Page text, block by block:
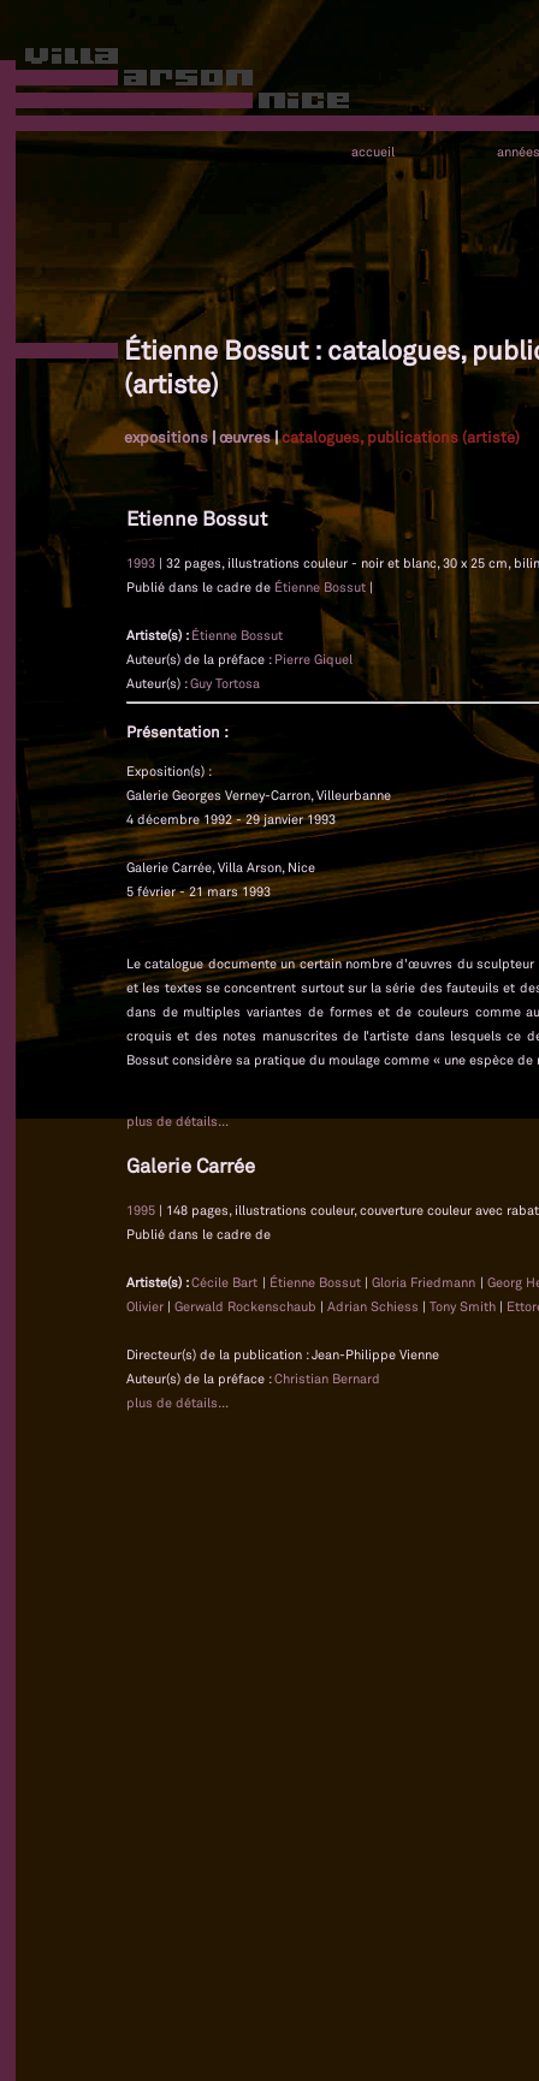
accueil années
Étienne Bossut : catalogues,
(artiste)
expositions|œuvres|catalogues, publications (artiste)
Etienne Bossut
1993 | 32 pages, illustrations couleur - noir et blanc, 30 x 25 cm,
Publié dans le cadre de Étienne Bossut |
Artiste(s) : Étienne Bossut
Auteur(s) de la préface : Pierre Giquel
Auteur(s) :Guy Tortosa
Présentation :
Exposition(s) :
Galerie Georges Verney-Carron, Villeurbanne
4 décembre 1992 - 29 janvier 1993
Galerie Carrée, Villa Arson, Nice
5 février - 21 mars 1993
Le catalogue documente un certain nombre d’œuvres du
et les textes se concentrent surtout sur la série des fauteuils et
dans de multiples variantes de formes et de couleurs comme
croquis et des notes manuscrites de l’artiste dans lesquels ce
Bossut considère sa pratique du moulage comme « une espèce
plus de détails...
Galerie Carrée
1995 | 148 pages, illustrations couleur, couverture couleur avec
Publié dans le cadre de
Artiste(s) :Cécile Bart | Étienne Bossut|Gloria Friedmann | Georg
Olivier | Gerwald Rockenschaub | Adrian Schiess | Tony Smith |
Directeur(s) de la publication : Jean-Philippe Vienne
Auteur(s) de la préface :Christian Bernard
plus de détails...